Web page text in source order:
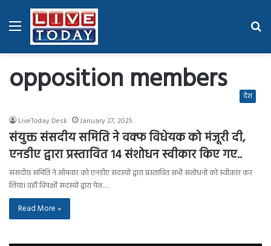
Menu
opposition members देश
LiveToday Desk January 27, 2025
संयुक्त संसदीय समिति ने वक्फ विधेयक को मंजूरी दी,
एनडीए द्वारा प्रस्तावित 14 संशोधन स्वीकार किए गए..
संसदीय समिति ने सोमवार को एनडीए सदस्यों द्वारा प्रस्तावित सभी संशोधनों को स्वीकार कर
लिया। वहीं विपक्षी सदस्यों द्वारा पेश…
Read More »